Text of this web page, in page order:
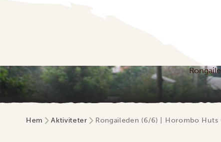
Hem Aktiviteter Rongaileden (6/6) | Horombo